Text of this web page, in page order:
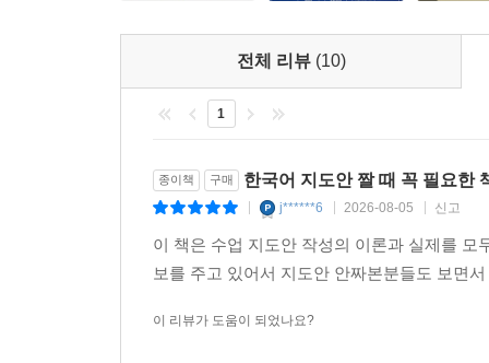
전체 리뷰 (10)
1
종이책 구매 한국어 지도안 짤 때 꼭 필요한
j******6 2026-08-05 신고
이 책은 수업 지도안 작성의 이론과 실제를
보를 주고 있어서 지도안 안짜본분들도 보면
이 리뷰가 도움이 되었나요?